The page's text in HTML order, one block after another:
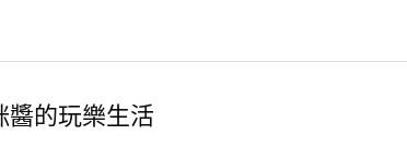
醬的玩樂生活